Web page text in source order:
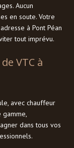
Aucun
en soute. Votre
à Pont Péan
tout imprévu.
VTC à
avec chauffeur
gamme,
dans tous vos